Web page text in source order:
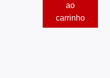
ao
carrinho